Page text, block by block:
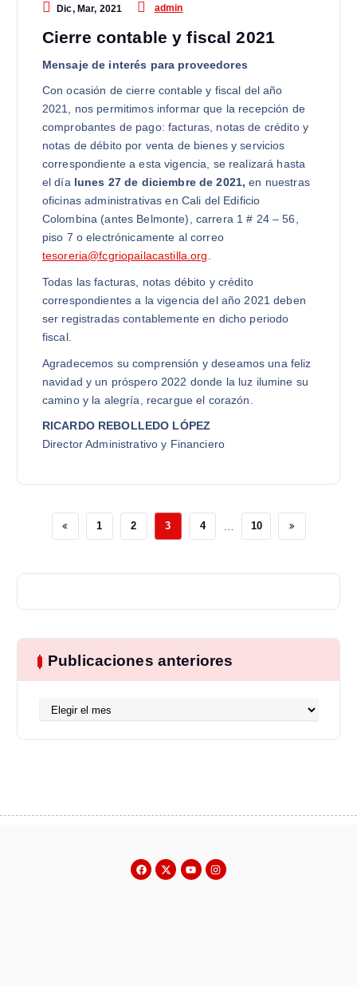
Dic, Mar, 2021 admin
Cierre contable y fiscal 2021
Mensaje de interés para proveedores
Con ocasión de cierre contable y fiscal del año
2021, nos permitimos informar que la recepción de
comprobantes de pago: facturas, notas de crédito y
notas de débito por venta de bienes y servicios
correspondiente a esta vigencia, se realizará hasta
el día lunes 27 de diciembre de 2021, en nuestras
oficinas administrativas en Cali del Edificio
Colombina (antes Belmonte), carrera 1 # 24 – 56,
piso 7 o electrónicamente al correo
tesoreria@fcgriopailacastilla.org.
Todas las facturas, notas débito y crédito
correspondientes a la vigencia del año 2021 deben
ser registradas contablemente en dicho periodo
fiscal.
Agradecemos su comprensión y deseamos una feliz
navidad y un próspero 2022 donde la luz ilumine su
camino y la alegría, recargue el corazón.
RICARDO REBOLLEDO LÓPEZ
Director Administrativo y Financiero
1 2 3 4 10
Publicaciones anteriores